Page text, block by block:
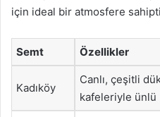
için ideal bir atmosfere
Semt Özellikler
Kadıköy
Canlı, çeşitli
kafeleriyle ünlü